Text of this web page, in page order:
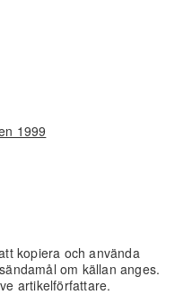
1999
kopiera och använda
om källan anges.
artikelförfattare.